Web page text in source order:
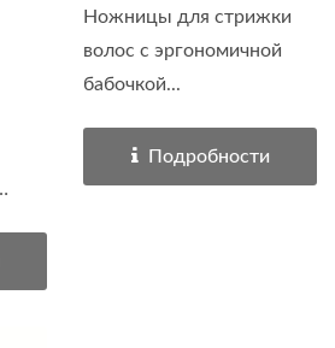
Ножницы для стрижки
волос с эргономичной
бабочкой...
Подробности